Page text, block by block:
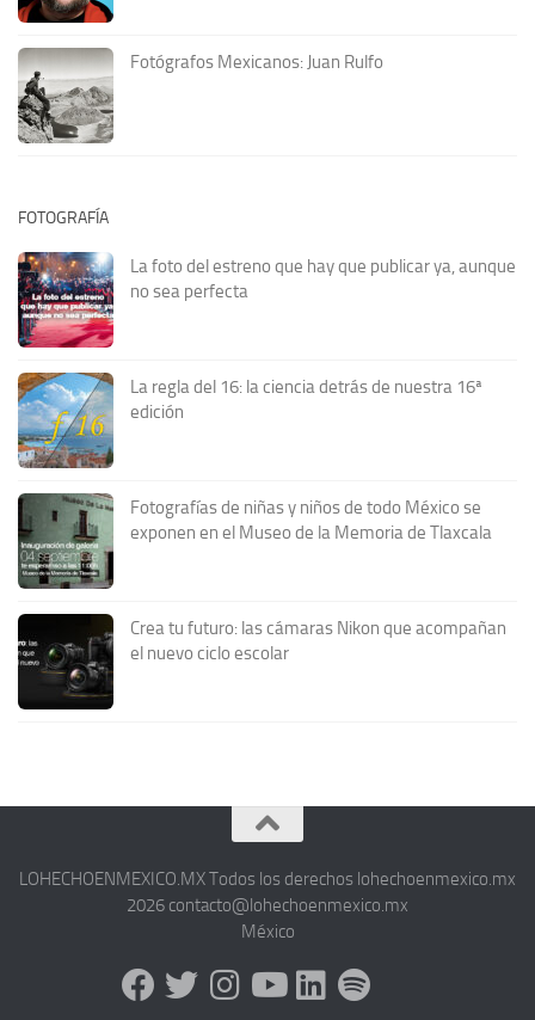
Fotógrafos Mexicanos: Juan Rulfo
FOTOGRAFÍA
La foto del estreno que hay que publicar ya, aunque
no sea perfecta
La regla del 16: la ciencia detrás de nuestra 16ª
edición
Fotografías de niñas y niños de todo México se
exponen en el Museo de la Memoria de Tlaxcala
Crea tu futuro: las cámaras Nikon que acompañan
el nuevo ciclo escolar
LOHECHOENMEXICO.MX Todos los derechos lohechoenmexico.mx
2026 contacto@lohechoenmexico.mx
México